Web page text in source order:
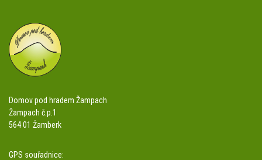
Domov pod hradem Žampach
Žampach č.p.1
564 01 Žamberk
GPS souřadnice: